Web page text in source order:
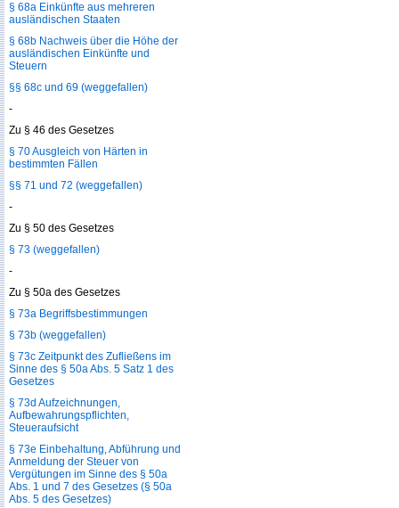
§ 68a Einkünfte aus mehreren
ausländischen Staaten
§ 68b Nachweis über die Höhe der
ausländischen Einkünfte und
Steuern
§§ 68c und 69 (weggefallen)
-
Zu § 46 des Gesetzes
§ 70 Ausgleich von Härten in
bestimmten Fällen
§§ 71 und 72 (weggefallen)
-
Zu § 50 des Gesetzes
§ 73 (weggefallen)
-
Zu § 50a des Gesetzes
§ 73a Begriffsbestimmungen
§ 73b (weggefallen)
§ 73c Zeitpunkt des Zufließens im
Sinne des § 50a Abs. 5 Satz 1 des
Gesetzes
§ 73d Aufzeichnungen,
Aufbewahrungspflichten,
Steueraufsicht
§ 73e Einbehaltung, Abführung und
Anmeldung der Steuer von
Vergütungen im Sinne des § 50a
Abs. 1 und 7 des Gesetzes (§ 50a
Abs. 5 des Gesetzes)